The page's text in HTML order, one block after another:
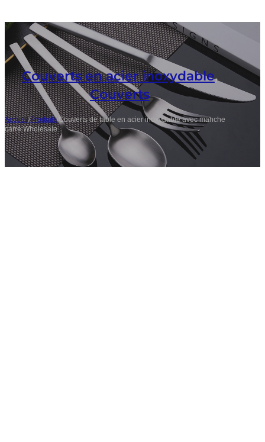
Couverts en acier inoxydable,
Couverts
Accueil/Produits/Couverts de table en acier inoxydable avec manche
carré Wholesale